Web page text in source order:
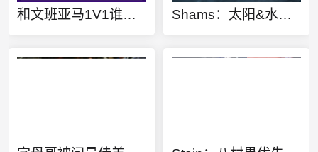
和文班亚马1V1谁赢？字母哥：当然是我 毫无悬念 Shams：太阳&水星CEO巴特尔斯坦即将敲定一份新的续约合同